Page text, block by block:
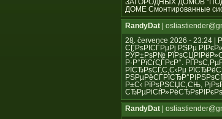
ЗАГОРОДНЫХ ДОМОВ
ДОМЕ Смонтированные
RandyDat |
28. července 2026 - 23:24
СЃРѕРІСЃРµРј РЅРµ
РЎР±РѕР№
Р·Р°РїСѓСЃРєР°.
РїСЂРѕСЃС‚С‹Рµ
Р±С‹ РїРѕРЅСЏС‚СЊ,
RandyDat |